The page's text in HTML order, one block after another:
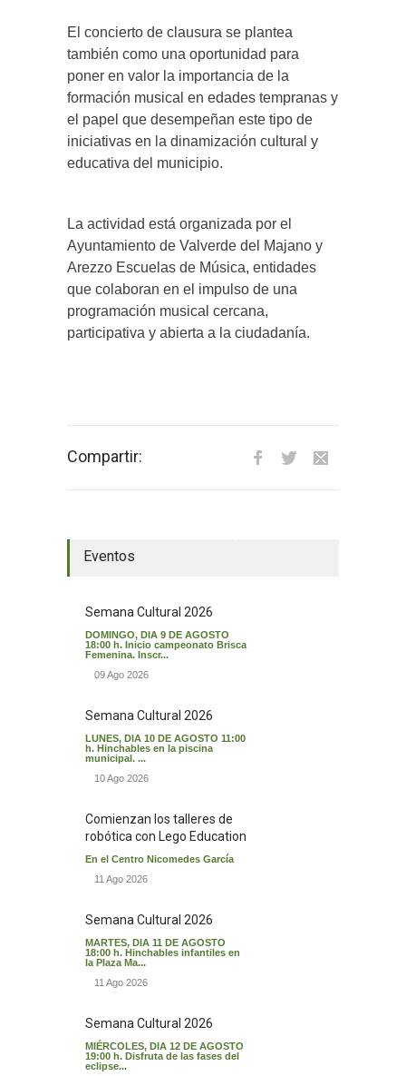
El concierto de clausura se plantea
también como una oportunidad para
poner en valor la importancia de la
formación musical en edades tempranas y
el papel que desempeñan este tipo de
iniciativas en la dinamización cultural y
educativa del municipio.
La actividad está organizada por el
Ayuntamiento de Valverde del Majano y
Arezzo Escuelas de Música, entidades
que colaboran en el impulso de una
programación musical cercana,
participativa y abierta a la ciudadanía.
Compartir:
Eventos
Semana Cultural 2026
DOMINGO, DIA 9 DE AGOSTO
18:00 h. Inicio campeonato Brisca
Femenina. Inscr...
09 Ago 2026
Semana Cultural 2026
LUNES, DIA 10 DE AGOSTO 11:00
h. Hinchables en la piscina
municipal. ...
10 Ago 2026
Comienzan los talleres de
robótica con Lego Education
En el Centro Nicomedes García
11 Ago 2026
Semana Cultural 2026
MARTES, DIA 11 DE AGOSTO
18:00 h. Hinchables infantiles en
la Plaza Ma...
11 Ago 2026
Semana Cultural 2026
MIÉRCOLES, DIA 12 DE AGOSTO
19:00 h. Disfruta de las fases del
eclipse...